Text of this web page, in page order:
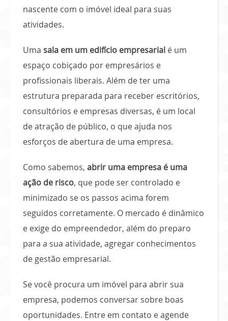
nascente com o imóvel ideal para suas
atividades.
Uma sala em um edifício empresarial é um
espaço cobiçado por empresários e
profissionais liberais. Além de ter uma
estrutura preparada para receber escritórios,
consultórios e empresas diversas, é um local
de atração de público, o que ajuda nos
esforços de abertura de uma empresa.
Como sabemos, abrir uma empresa é uma
ação de risco, que pode ser controlado e
minimizado se os passos acima forem
seguidos corretamente. O mercado é dinâmico
e exige do empreendedor, além do preparo
para a sua atividade, agregar conhecimentos
de gestão empresarial.
Se você procura um imóvel para abrir sua
empresa, podemos conversar sobre boas
oportunidades. Entre em contato e agende